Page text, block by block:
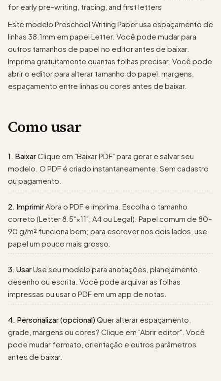
for early pre-writing, tracing, and first letters
Este modelo Preschool Writing Paper usa espaçamento de
linhas 38.1mm em papel Letter. Você pode mudar para
outros tamanhos de papel no editor antes de baixar.
Imprima gratuitamente quantas folhas precisar. Você pode
abrir o editor para alterar tamanho do papel, margens,
espaçamento entre linhas ou cores antes de baixar.
Como usar
1. BaixarClique em "Baixar PDF" para gerar e salvar seu
modelo. O PDF é criado instantaneamente. Sem cadastro
ou pagamento.
2. ImprimirAbra o PDF e imprima. Escolha o tamanho
correto (Letter 8.5"×11", A4 ou Legal). Papel comum de 80–
90 g/m² funciona bem; para escrever nos dois lados, use
papel um pouco mais grosso.
3. UsarUse seu modelo para anotações, planejamento,
desenho ou escrita. Você pode arquivar as folhas
impressas ou usar o PDF em um app de notas.
4. Personalizar (opcional)Quer alterar espaçamento,
grade, margens ou cores? Clique em "Abrir editor". Você
pode mudar formato, orientação e outros parâmetros
antes de baixar.